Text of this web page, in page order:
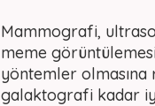
Mammografi,
meme
yöntemler olmasına
galaktografi kadar